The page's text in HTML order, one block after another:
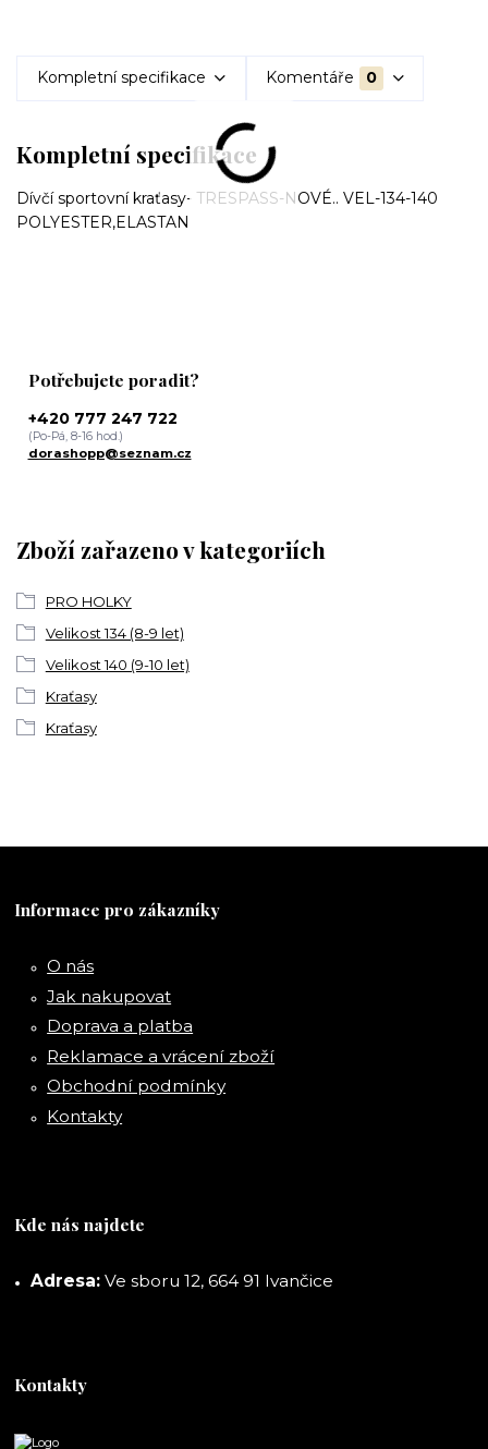
Kompletní specifikace Komentáře 0
Kompletní specifikace
Dívčí sportovní kraťasy- TRESPASS-NOVÉ.. VEL-134-140
POLYESTER,ELASTAN
Zboží zařazeno v kategoriích
PRO HOLKY
Velikost 134 (8-9 let)
Velikost 140 (9-10 let)
Kraťasy
Kraťasy
Potřebujete poradit?
+420 777 247 722
(Po-Pá, 8-16 hod.)
dorashopp@seznam.cz
Informace pro zákazníky
O nás
Jak nakupovat
Doprava a platba
Reklamace a vrácení zboží
Obchodní podmínky
Kontakty
Kde nás najdete
Adresa: Ve sboru 12, 664 91 Ivančice
Kontakty